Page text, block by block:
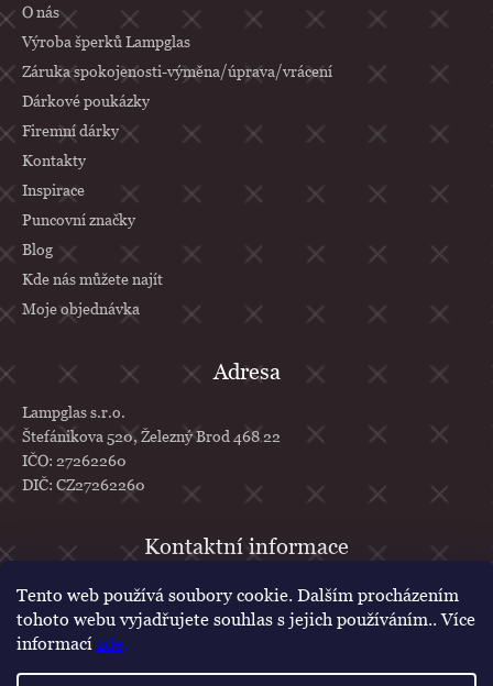
Tento web používá soubory cookie. Dalším procházením
tohoto webu vyjadřujete souhlas s jejich používáním.. Více
informací zde.
í
O nás
Výroba šperků Lampglas
Záruka spokojenosti-výměna/úprava/vrácení
Dárkové poukázky
Firemní dárky
Kontakty
Inspirace
Puncovní značky
Blog
Kde nás můžete najít
Moje objednávka
Adresa
Lampglas s.r.o.
Štefánikova 520, Železný Brod 468 22
IČO: 27262260
DIČ: CZ27262260
info@lampglas.cz
+420 777 610 707
lampglascz